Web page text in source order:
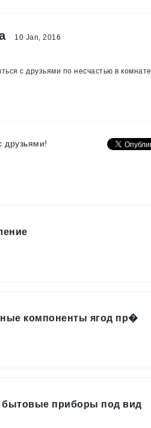
10 Jan, 2016
с друзьями по несчастью в комнате.
друзьями!
компоненты ягод пр�
бытовые приборы под вид